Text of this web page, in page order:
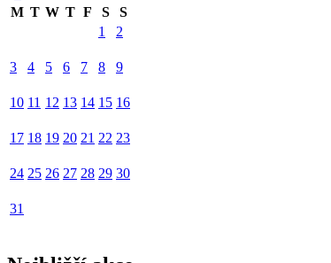
M T W T F S
S
1
2
3 4 5 6 7 8 9
10 11 12 13 14 15 16
17 18 19 20 21 22 23
24 25 26 27 28 29 30
31